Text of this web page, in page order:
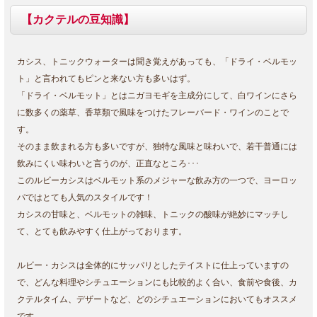
【カクテルの豆知識】
カシス、トニックウォーターは聞き覚えがあっても、「ドライ・ベルモッ
ト」と言われてもピンと来ない方も多いはず。
「ドライ・ベルモット」とはニガヨモギを主成分にして、白ワインにさら
に数多くの薬草、香草類で風味をつけたフレーバード・ワインのことで
す。
そのまま飲まれる方も多いですが、独特な風味と味わいで、若干普通には
飲みにくい味わいと言うのが、正直なところ･･･
このルビーカシスはベルモット系のメジャーな飲み方の一つで、ヨーロッ
パではとても人気のスタイルです！
カシスの甘味と、ベルモットの雑味、トニックの酸味が絶妙にマッチし
て、とても飲みやすく仕上がっております。
ルビー・カシスは全体的にサッパリとしたテイストに仕上っていますの
で、どんな料理やシチュエーションにも比較的よく合い、食前や食後、カ
クテルタイム、デザートなど、どのシチュエーションにおいてもオススメ